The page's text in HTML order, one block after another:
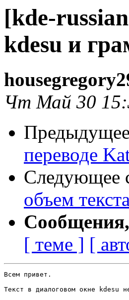
[kde-
kdesu и
Чт Май 30
переводе
Следующее
объем
[ теме ] [
Всем привет.
Текст в диалоговом окне kdesu